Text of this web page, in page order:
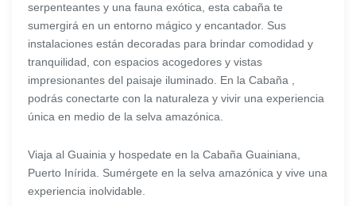
serpenteantes y una fauna exótica, esta cabaña te
sumergirá en un entorno mágico y encantador. Sus
instalaciones están decoradas para brindar comodidad y
tranquilidad, con espacios acogedores y vistas
impresionantes del paisaje iluminado. En la Cabaña ,
podrás conectarte con la naturaleza y vivir una experiencia
única en medio de la selva amazónica.
Viaja al Guainia y hospedate en la Cabaña Guainiana,
Puerto Inírida. Sumérgete en la selva amazónica y vive una
experiencia inolvidable.